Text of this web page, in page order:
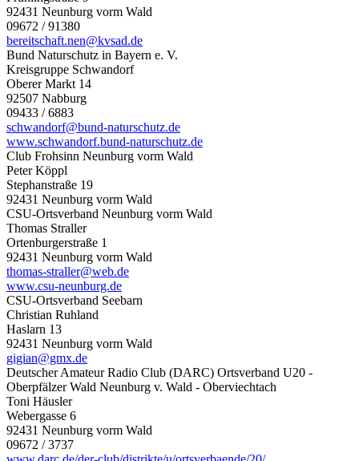
92431 Neunburg vorm Wald
09672 / 91380
bereitschaft.nen@kvsad.de
Bund Naturschutz in Bayern e. V.
Kreisgruppe Schwandorf
Oberer Markt 14
92507 Nabburg
09433 / 6883
schwandorf@bund-naturschutz.de
www.schwandorf.bund-naturschutz.de
Club Frohsinn Neunburg vorm Wald
Peter Köppl
Stephanstraße 19
92431 Neunburg vorm Wald
CSU-Ortsverband Neunburg vorm Wald
Thomas Straller
Ortenburgerstraße 1
92431 Neunburg vorm Wald
thomas-straller@web.de
www.csu-neunburg.de
CSU-Ortsverband Seebarn
Christian Ruhland
Haslarn 13
92431 Neunburg vorm Wald
gigian@gmx.de
Deutscher Amateur Radio Club (DARC) Ortsverband U20 -
Oberpfälzer Wald Neunburg v. Wald - Oberviechtach
Toni Häusler
Webergasse 6
92431 Neunburg vorm Wald
09672 / 3737